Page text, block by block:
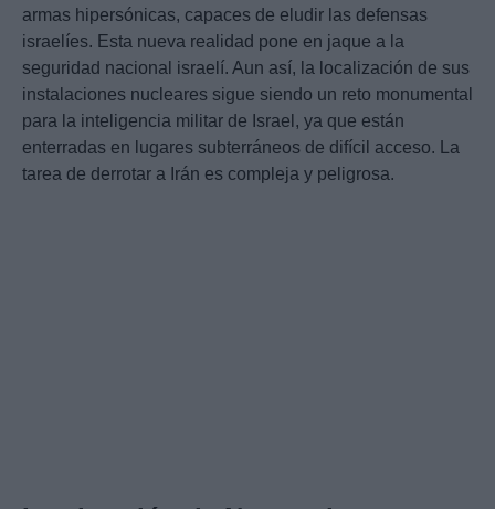
armas hipersónicas, capaces de eludir las defensas
israelíes. Esta nueva realidad pone en jaque a la
seguridad nacional israelí. Aun así, la localización de sus
instalaciones nucleares sigue siendo un reto monumental
para la inteligencia militar de Israel, ya que están
enterradas en lugares subterráneos de difícil acceso. La
tarea de derrotar a Irán es compleja y peligrosa.